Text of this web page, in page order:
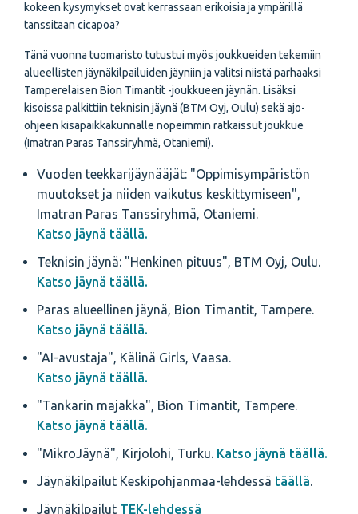
kokeen kysymykset ovat kerrassaan erikoisia ja ympärillä
tanssitaan cicapoa?
Tänä vuonna tuomaristo tutustui myös joukkueiden tekemiin
alueellisten jäynäkilpailuiden jäyniin ja valitsi niistä parhaaksi
Tamperelaisen Bion Timantit -joukkueen jäynän. Lisäksi
kisoissa palkittiin teknisin jäynä (BTM Oyj, Oulu) sekä ajo-
ohjeen kisapaikkakunnalle nopeimmin ratkaissut joukkue
(Imatran Paras Tanssiryhmä, Otaniemi).
Vuoden teekkarijäynääjät: "Oppimisympäristön
muutokset ja niiden vaikutus keskittymiseen",
Imatran Paras Tanssiryhmä, Otaniemi.
Katso jäynä täällä.
Teknisin jäynä: "Henkinen pituus", BTM Oyj, Oulu.
Katso jäynä täällä.
Paras alueellinen jäynä, Bion Timantit, Tampere.
Katso jäynä täällä.
"AI-avustaja", Kälinä Girls, Vaasa.
Katso jäynä täällä.
"Tankarin majakka", Bion Timantit, Tampere.
Katso jäynä täällä.
"MikroJäynä", Kirjolohi, Turku. Katso jäynä täällä.
Jäynäkilpailut Keskipohjanmaa-lehdessä täällä.
Jäynäkilpailut TEK-lehdessä